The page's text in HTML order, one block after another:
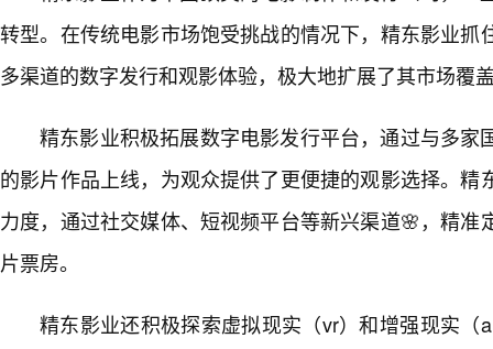
转型。在传统电影市场饱受挑战的情况下，精东影业抓
多渠道的数字发行和观影体验，极大地扩展了其市场覆
精东影业积极拓展数字电影发行平台，通过与多家
的影片作品上线，为观众提供了更便捷的观影选择。精
力度，通过社交媒体、短视频平台等新兴渠道🌸，精准
片票房。
精东影业还积极探索虚拟现实（vr）和增强现实（